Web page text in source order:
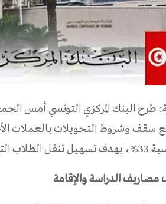
سقف وشروط التحويلات بالعملات
التونسيين.
الدراسة والإقامة